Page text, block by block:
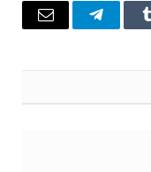
Tumblrتيلقرامالبريد